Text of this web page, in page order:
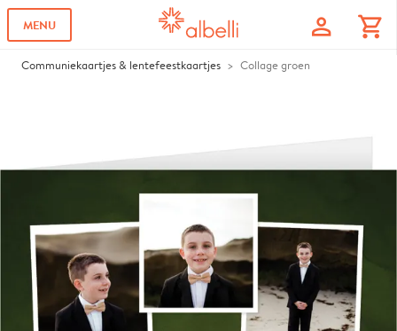
MENU profile shopping_cart
Communiekaartjes & lentefeestkaartjes Collage groen